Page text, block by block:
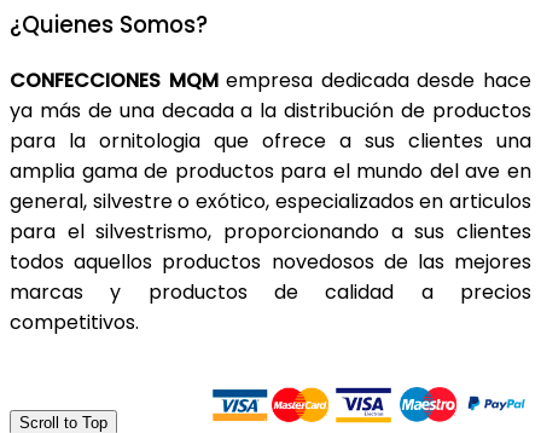
¿Quienes Somos?
CONFECCIONES MQMempresa dedicada desde hace
ya más de una decada a la distribución de productos
para la ornitologia que ofrece a sus clientes una
amplia gama de productos para el mundo del ave en
general, silvestre o exótico, especializados en articulos
para el silvestrismo, proporcionando a sus clientes
todos aquellos productos novedosos de las mejores
marcas y productos de calidad a precios
competitivos.
Scroll to Top